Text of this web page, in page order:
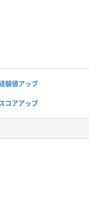
験値アップ
コアアップ